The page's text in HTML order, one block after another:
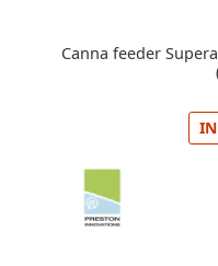
Canna feeder
IN